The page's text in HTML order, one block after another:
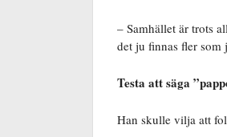
– Samhället är trots
det ju finnas fler som
Testa att säga
Han skulle vilja att